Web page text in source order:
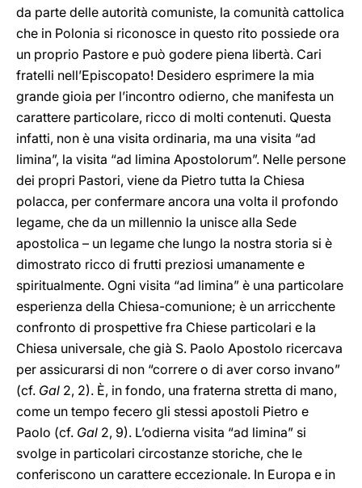
da parte delle autorità comuniste, la comunità cattolica
che in Polonia si riconosce in questo rito possiede ora
un proprio Pastore e può godere piena libertà. Cari
fratelli nell’Episcopato! Desidero esprimere la mia
grande gioia per l’incontro odierno, che manifesta un
carattere particolare, ricco di molti contenuti. Questa
infatti, non è una visita ordinaria, ma una visita “ad
limina”, la visita “ad limina Apostolorum”. Nelle persone
dei propri Pastori, viene da Pietro tutta la Chiesa
polacca, per confermare ancora una volta il profondo
legame, che da un millennio la unisce alla Sede
apostolica – un legame che lungo la nostra storia si è
dimostrato ricco di frutti preziosi umanamente e
spiritualmente. Ogni visita “ad limina” è una particolare
esperienza della Chiesa-comunione; è un arricchente
confronto di prospettive fra Chiese particolari e la
Chiesa universale, che già S. Paolo Apostolo ricercava
per assicurarsi di non “correre o di aver corso invano”
(cf. Gal 2, 2). È, in fondo, una fraterna stretta di mano,
come un tempo fecero gli stessi apostoli Pietro e
Paolo (cf. Gal 2, 9). L’odierna visita “ad limina” si
svolge in particolari circostanze storiche, che le
conferiscono un carattere eccezionale. In Europa e in